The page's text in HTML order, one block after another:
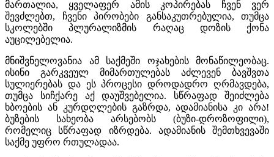
მართალია, ყველაფერ ამის კოპირებას ჩვენ ვერ
შევძლებთ, ჩვენი პირობები განსაკუთრებულია, თუმცა
სკოლებში პლურალიზმის რაღაც დოზის ქონა
აუცილებელია.
მნიშვნელოვანია ამ საქმეში ოჯახების მონაწილეობაც.
ისინი გარკვეულ მიმართულებას აძლევენ ბავშვთა
სულიერებას და ეს პროცესი დროდადრო ღრმავდება,
თუმცა სიჩქარე აქ დაუშვებელია. სწრაფად შეიძლება
ხბოების ან კურდღლების გაზრდა, ადამიანისა კი არა!
ბუზების სახეობა არსებობს (ბუზი-დროზოფილი),
რომელიც სწრაფად იზრდება. ადამიანის შემთხვევაში
საქმე უფრო რთულადაა.